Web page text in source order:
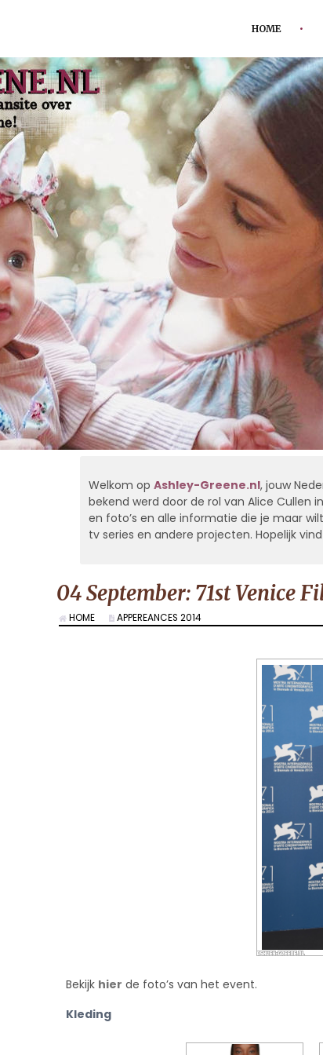
HOME
Welkom op Ashley-Greene.nl, jouw
bekend werd door de rol van Alice Cullen in
en foto’s en alle informatie die je maar
tv series en andere projecten. Hopelijk
04 September: 71st Venice
HOME APPEREANCES 2014
Bekijk hier de foto’s van het event.
Kleding